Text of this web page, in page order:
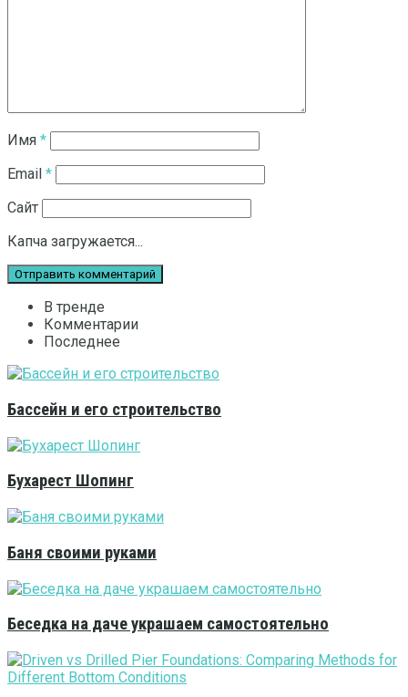
Имя *
Email *
Сайт
Капча загружается...
В тренде
Комментарии
Последнее
Бассейн и его строительство
Бухарест Шопинг
Баня своими руками
Беседка на даче украшаем самостоятельно